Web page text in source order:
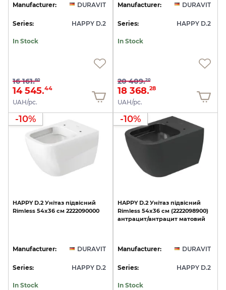
Manufacturer: DURAVIT
Series: HAPPY D.2
In Stock
16 161.60
14 545.44
UAH/pc.
Manufacturer: DURAVIT
Series: HAPPY D.2
In Stock
20 409.20
18 368.28
UAH/pc.
-10%
HAPPY D.2 Унітаз підвісний
Rimless 54х36 см 2222090000
Manufacturer: DURAVIT
Series: HAPPY D.2
In Stock
-10%
HAPPY D.2 Унітаз підвісний
Rimless 54х36 см (2222098900)
антрацит/антрацит матовий
Manufacturer: DURAVIT
Series: HAPPY D.2
In Stock